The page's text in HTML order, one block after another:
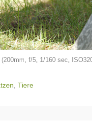
f/5, 1/160 sec,
Tiere